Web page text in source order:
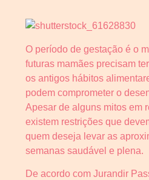
O período de gestação é o
futuras mamães precisam
os antigos hábitos
podem comprometer o
Apesar de alguns mitos em
existem restrições que
quem deseja levar as
semanas saudável e plena.
De acordo com Jurandir